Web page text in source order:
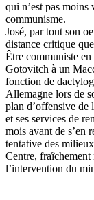
qui n’est pas moins
communisme.
José, par tout son
distance critique
Être communiste
Gotovitch à un
fonction de
Allemagne lors de
plan d’offensive de
et ses services de
mois avant de s’en
tentative des
Centre,
l’intervention du